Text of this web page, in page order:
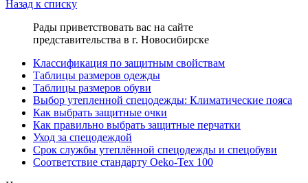
Назад к списку
Рады приветствовать вас на сайте
представительства в г. Новосибирске
Классификация по защитным свойствам
Таблицы размеров одежды
Таблицы размеров обуви
Выбор утепленной спецодежды: Климатические пояса
Как выбрать защитные очки
Как правильно выбрать защитные перчатки
Уход за спецодеждой
Срок службы утеплённой спецодежды и спецобуви
Соответствие стандарту Oeko-Tex 100